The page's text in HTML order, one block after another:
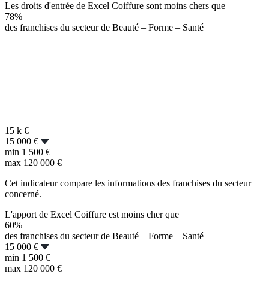
Les droits d'entrée de Excel Coiffure sont moins chers que
78%
des franchises du secteur de Beauté – Forme – Santé
15 k €
15 000 €
min 1 500 €
max 120 000 €
Cet indicateur compare les informations des franchises du secteur
concerné.
L'apport de Excel Coiffure est moins cher que
60%
des franchises du secteur de Beauté – Forme – Santé
15 000 €
min 1 500 €
max 120 000 €